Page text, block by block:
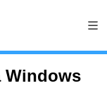
Windows